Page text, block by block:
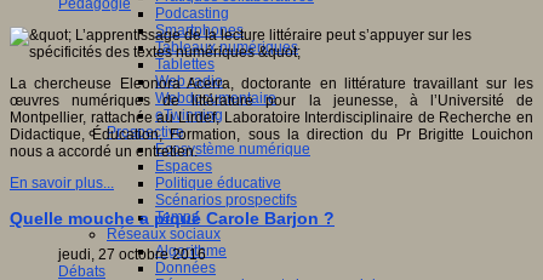
Podcasting
Smartphones
Tableaux numériques
Tablettes
Web radio
Webdocumentaire
eTwinning
Prospective
Ecosystème numérique
Espaces
Politique éducative
Scénarios prospectifs
Temps
Réseaux sociaux
Algorithme
Données
Pédagogie
La chercheuse Eleonora Acerra, doctorante en littérature travaillant sur les
œuvres numériques de littérature pour la jeunesse, à l’Université de
Montpellier, rattachée au Lirdef, Laboratoire Interdisciplinaire de Recherche en
Didactique, Éducation, Formation, sous la direction du Pr Brigitte Louichon
nous a accordé un entretien.
En savoir plus...
Quelle mouche a piqué Carole Barjon ?
jeudi, 27 octobre 2016
Débats